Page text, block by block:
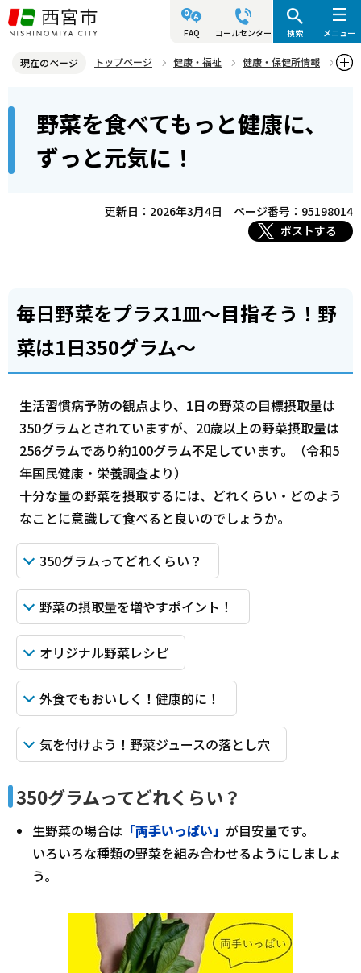
こ
の
ジ
頭
FAQ コールセンター 検索 メニュー
現在のページ トップページ 健康・福祉
健康・保健所情報
野菜を食べてもっと健康に、ずっと元気に！
野菜を食べてもっと健康に、
ずっと元気に！
更新日：2026年3月4日
ページ番号：95198014
ポストする
毎日野菜をプラス1皿～目指そう！野
菜は1日350グラム～
生活習慣病予防の観点より、1日の野菜の目標摂取量は
350グラムとされていますが、20歳以上の野菜摂取量は
256グラムであり約100グラム不足しています。（令和5
年国民健康・栄養調査より）
十分な量の野菜を摂取するには、どれくらい・どのよう
なことに意識して食べると良いのでしょうか。
350グラムってどれくらい？
野菜の摂取量を増やすポイント！
オリジナル野菜レシピ
外食でもおいしく！健康的に！
気を付けよう！野菜ジュースの落とし穴
350グラムってどれくらい？
生野菜の場合は 「両手いっぱい」 が目安量です。
いろいろな種類の野菜を組み合わせるようにしましょ
う。